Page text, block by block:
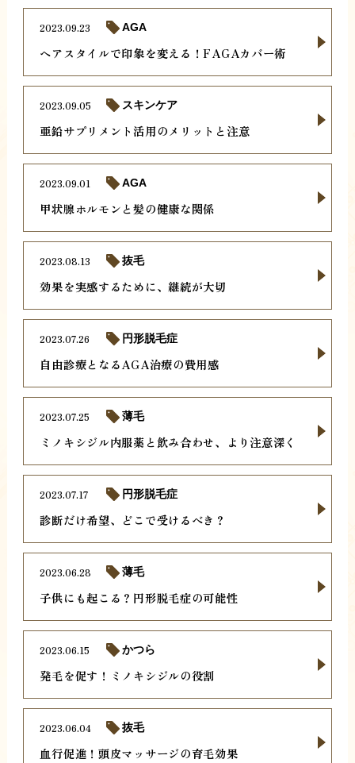
ヘアスタイルで印象を変える！FAGAカバー術
2023.09.23 AGA
亜鉛サプリメント活用のメリットと注意
2023.09.05 スキンケア
甲状腺ホルモンと髪の健康な関係
2023.09.01 AGA
効果を実感するために、継続が大切
2023.08.13 抜毛
自由診療となるAGA治療の費用感
2023.07.26 円形脱毛症
ミノキシジル内服薬と飲み合わせ、より注意深く
2023.07.25 薄毛
診断だけ希望、どこで受けるべき？
2023.07.17 円形脱毛症
子供にも起こる？円形脱毛症の可能性
2023.06.28 薄毛
発毛を促す！ミノキシジルの役割
2023.06.15 かつら
血行促進！頭皮マッサージの育毛効果
2023.06.04 抜毛